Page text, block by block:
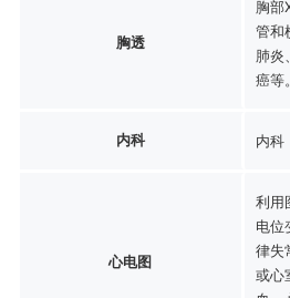
胸透
胸部
管和
肺炎
癌等。
内科 内科
心电图
利用
电位
律失
或心